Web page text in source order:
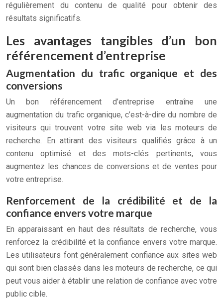
régulièrement du contenu de qualité pour obtenir des
résultats significatifs.
Les avantages tangibles d’un bon
référencement d’entreprise
Augmentation du trafic organique et des
conversions
Un bon référencement d’entreprise entraîne une
augmentation du trafic organique, c’est-à-dire du nombre de
visiteurs qui trouvent votre site web via les moteurs de
recherche. En attirant des visiteurs qualifiés grâce à un
contenu optimisé et des mots-clés pertinents, vous
augmentez les chances de conversions et de ventes pour
votre entreprise.
Renforcement de la crédibilité et de la
confiance envers votre marque
En apparaissant en haut des résultats de recherche, vous
renforcez la crédibilité et la confiance envers votre marque.
Les utilisateurs font généralement confiance aux sites web
qui sont bien classés dans les moteurs de recherche, ce qui
peut vous aider à établir une relation de confiance avec votre
public cible.